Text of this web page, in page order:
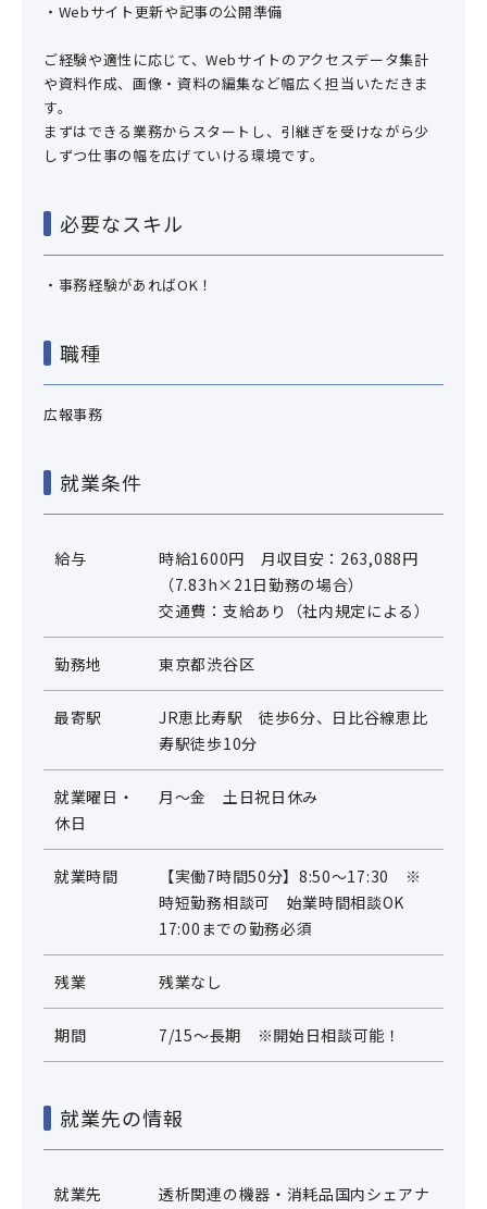
・Webサイト更新や記事の公開準備
ご経験や適性に応じて、Webサイトのアクセスデータ集計
や資料作成、画像・資料の編集など幅広く担当いただきま
す。
まずはできる業務からスタートし、引継ぎを受けながら少
しずつ仕事の幅を広げていける環境です。
必要なスキル
・事務経験があればOK！
職種
広報事務
就業条件
給与
時給1600円 月収目安：263,088円
（7.83h×21日勤務の場合）
交通費：支給あり（社内規定による）
勤務地 東京都渋谷区
最寄駅
JR恵比寿駅 徒歩6分、日比谷線恵比
寿駅徒歩10分
就業曜日・
休日
月～金 土日祝日休み
就業時間
【実働7時間50分】8:50～17:30 ※
時短勤務相談可 始業時間相談OK
17:00までの勤務必須
残業 残業なし
期間 7/15～長期 ※開始日相談可能！
就業先の情報
就業先 透析関連の機器・消耗品国内シェアナ